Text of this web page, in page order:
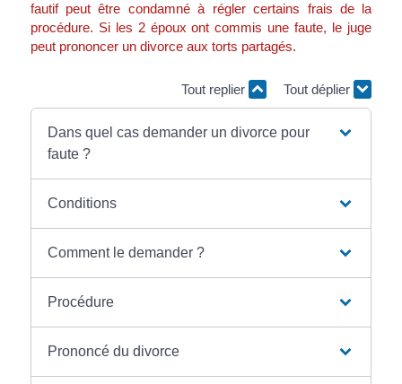
fautif peut être condamné à régler certains frais de la
procédure. Si les 2 époux ont commis une faute, le juge
peut prononcer un divorce aux torts partagés.
Tout replier Tout déplier
Dans quel cas demander un divorce pour
faute ?
Conditions
Comment le demander ?
Procédure
Prononcé du divorce